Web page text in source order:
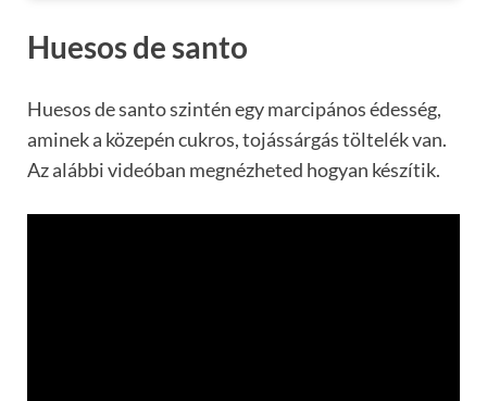
Huesos de santo
Huesos de santo szintén egy marcipános édesség,
aminek a közepén cukros, tojássárgás töltelék van.
Az alábbi videóban megnézheted hogyan készítik.